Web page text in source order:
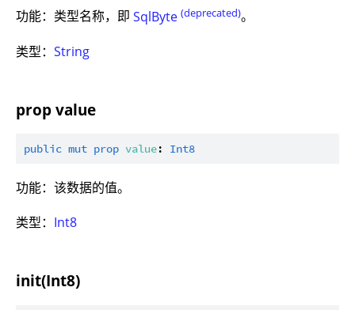
功能：类型名称，即 SqlByte (deprecated)。
类型： String
prop value
public mut prop value: Int8
功能：该数据的值。
类型： Int8
init(Int8)